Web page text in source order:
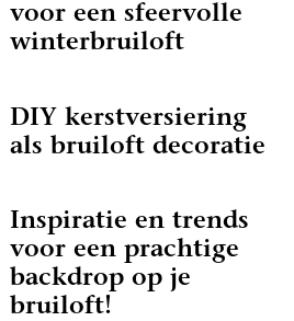
voor een sfeervolle
winterbruiloft
DIY kerstversiering
als bruiloft decoratie
Inspiratie en trends
voor een prachtige
backdrop op je
bruiloft!